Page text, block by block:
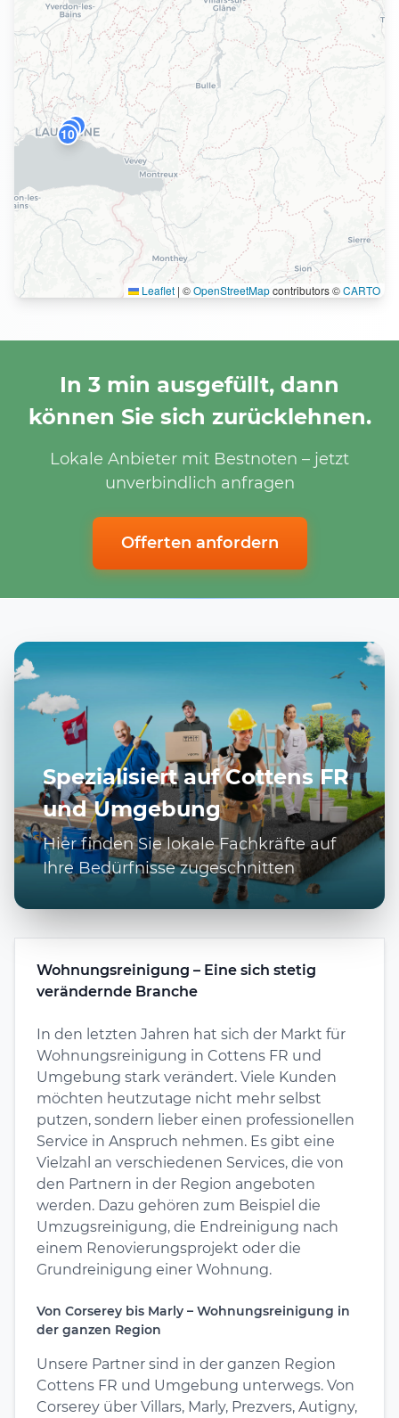
8
9
10
Leaflet | ©OpenStreetMapcontributors ©CARTO
In 3 min ausgefüllt, dann
können Sie sich zurücklehnen.
Lokale Anbieter mit Bestnoten – jetzt
unverbindlich anfragen
Offerten anfordern
Spezialisiert auf Cottens FR
und Umgebung
Hier finden Sie lokale Fachkräfte auf
Ihre Bedürfnisse zugeschnitten
Wohnungsreinigung – Eine sich stetig
verändernde Branche
In den letzten Jahren hat sich der Markt für
Wohnungsreinigung in Cottens FR und
Umgebung stark verändert. Viele Kunden
möchten heutzutage nicht mehr selbst
putzen, sondern lieber einen professionellen
Service in Anspruch nehmen. Es gibt eine
Vielzahl an verschiedenen Services, die von
den Partnern in der Region angeboten
werden. Dazu gehören zum Beispiel die
Umzugsreinigung, die Endreinigung nach
einem Renovierungsprojekt oder die
Grundreinigung einer Wohnung.
Von Corserey bis Marly – Wohnungsreinigung in
der ganzen Region
Unsere Partner sind in der ganzen Region
Cottens FR und Umgebung unterwegs. Von
Corserey über Villars, Marly, Prezvers, Autigny,